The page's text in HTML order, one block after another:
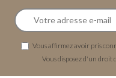
Vous affirmez avoir pris
Vous disposez d'un droit